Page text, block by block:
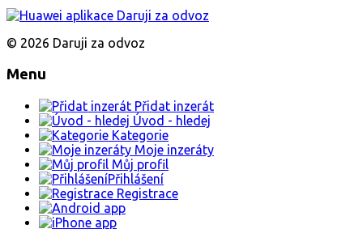
© 2026 Daruji za odvoz
Menu
Přidat inzerát
Úvod - hledej
Kategorie
Moje inzeráty
Můj profil
Přihlášení
Registrace